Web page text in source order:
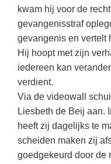
Topografie
Verkeer
Verzorging
THEMA'S
Budgetteren
De boerderij
Duurzaamheid
LESMATERIAAL
Beeldende
Biologie
Geld PO
Geld VO
Geschiedenis
kwam hij voor de
gevangenisstraf
gevangenis en vertelt
Hij hoopt met zijn
iedereen kan
verdient.
Via de videowall
Liesbeth de Beij aan.
heeft zij dagelijks te
scheiden maken zij
goedgekeurd door de